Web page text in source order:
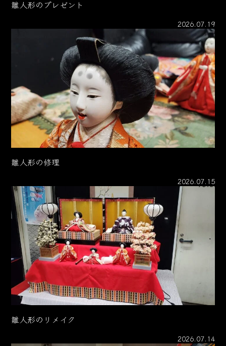
雛人形のプレゼント
2026.07.19
雛人形の修理
2026.07.15
雛人形のリメイク
2026.07.14